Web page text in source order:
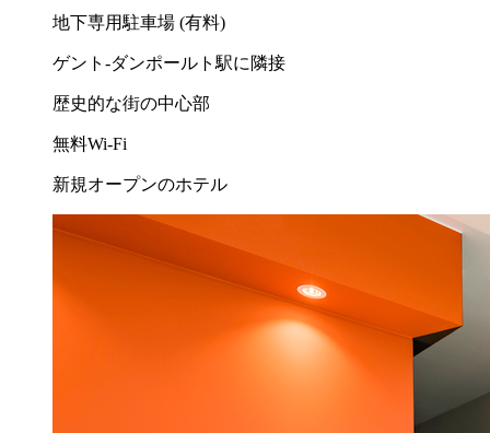
地下専用駐車場 (有料)
ゲント-ダンポールト駅に隣接
歴史的な街の中心部
無料Wi-Fi
新規オープンのホテル